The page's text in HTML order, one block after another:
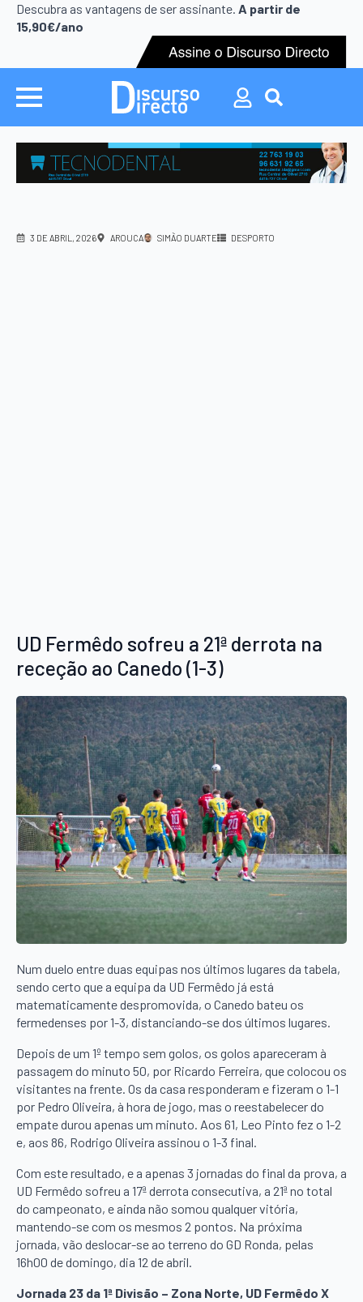
Descubra as vantagens de ser assinante. A partir de
15,90€/ano
Search
for:
Search
3 DE ABRIL, 2026 AROUCA SIMÃO DUARTE DESPORTO
UD Fermêdo sofreu a 21ª derrota na
receção ao Canedo (1-3)
Num duelo entre duas equipas nos últimos lugares da tabela,
sendo certo que a equipa da UD Fermêdo já está
matematicamente despromovida, o Canedo bateu os
fermedenses por 1-3, distanciando-se dos últimos lugares.
Depois de um 1º tempo sem golos, os golos apareceram à
passagem do minuto 50, por Ricardo Ferreira, que colocou os
visitantes na frente. Os da casa responderam e fizeram o 1-1
por Pedro Oliveira, à hora de jogo, mas o reestabelecer do
empate durou apenas um minuto. Aos 61, Leo Pinto fez o 1-2
e, aos 86, Rodrigo Oliveira assinou o 1-3 final.
Com este resultado, e a apenas 3 jornadas do final da prova, a
UD Fermêdo sofreu a 17ª derrota consecutiva, a 21ª no total
do campeonato, e ainda não somou qualquer vitória,
mantendo-se com os mesmos 2 pontos. Na próxima
jornada, vão deslocar-se ao terreno do GD Ronda, pelas
16h00 de domingo, dia 12 de abril.
Jornada 23 da 1ª Divisão – Zona Norte, UD Fermêdo X